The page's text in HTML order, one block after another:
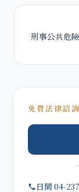
刑事公共危
免費法律諮詢
日間 04-